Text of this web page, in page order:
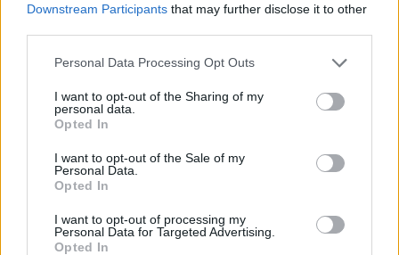
Downstream Participants that may further disclose it to other
Personal Data Processing Opt Outs
I want to opt-out of the Sharing of my
personal data.
Opted In
I want to opt-out of the Sale of my
Personal Data.
Opted In
I want to opt-out of processing my
Personal Data for Targeted Advertising.
Opted In
Közösségépítés a virtuális
versenypályán
A Pólus nem titkolt célja, hogy a Game of
Gamers hosszú távon is meghatározó
hazai gamingeseménnyé váljon. A program
során gameplay streamek, highlight videók,
onboard felvételek és közösségi média
tartalmak készülnek, amelyek tovább
erősítik a gaming közösség összetartását.